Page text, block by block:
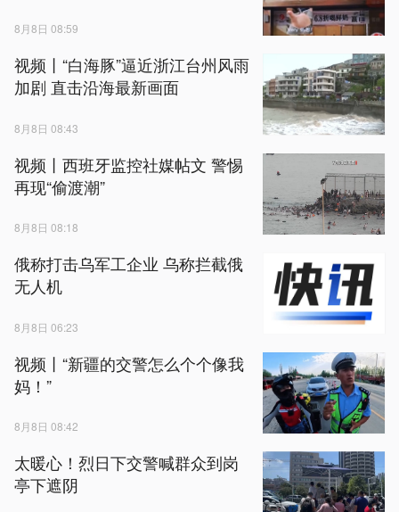
8月8日 08:59
视频丨“白海豚”逼近浙江台州风雨
加剧 直击沿海最新画面
8月8日 08:43
视频丨西班牙监控社媒帖文 警惕
再现“偷渡潮”
8月8日 08:18
俄称打击乌军工企业 乌称拦截俄
无人机
8月8日 06:23
视频丨“新疆的交警怎么个个像我
妈！”
8月8日 08:42
太暖心！烈日下交警喊群众到岗
亭下遮阴